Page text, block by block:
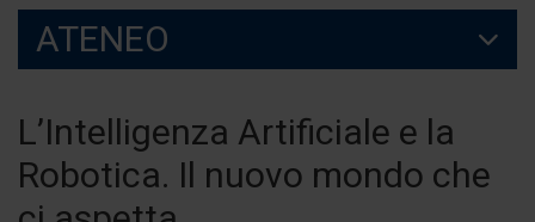
ATENEO
L’Intelligenza Artificiale e la
Robotica. Il nuovo mondo che